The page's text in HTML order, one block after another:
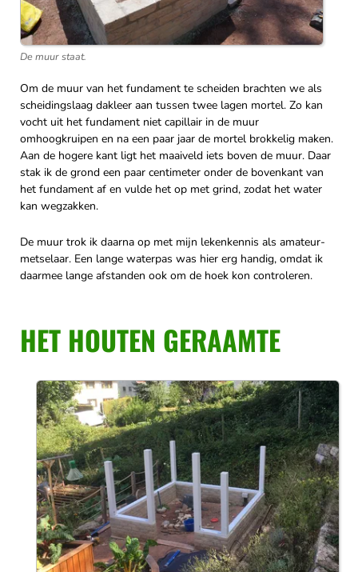
De muur staat.
Om de muur van het fundament te scheiden brachten we als
scheidingslaag dakleer aan tussen twee lagen mortel. Zo kan
vocht uit het fundament niet capillair in de muur
omhoogkruipen en na een paar jaar de mortel brokkelig maken.
Aan de hogere kant ligt het maaiveld iets boven de muur. Daar
stak ik de grond een paar centimeter onder de bovenkant van
het fundament af en vulde het op met grind, zodat het water
kan wegzakken.
De muur trok ik daarna op met mijn lekenkennis als amateur-
metselaar. Een lange waterpas was hier erg handig, omdat ik
daarmee lange afstanden ook om de hoek kon controleren.
HET HOUTEN GERAAMTE